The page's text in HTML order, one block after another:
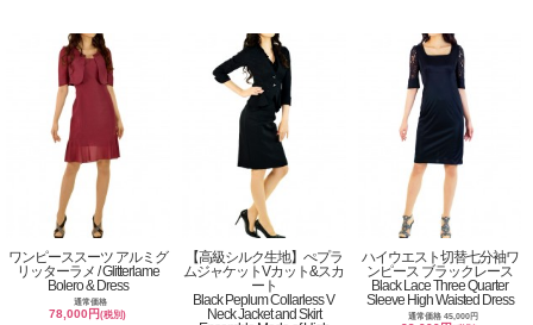
ワンピーススーツ アルミグ
リッターラメ / Glitterlame
Bolero & Dress
通常価格
78,000円(税別)
【高級シルク生地】ぺプラ
ムジャケットVカット&スカ
ート
Black Peplum Collarless V
Neck Jacket and Skirt
ハイウエスト切替七分袖ワ
ンピース ブラックレース
Black Lace Three Quarter
Sleeve High Waisted Dress
通常価格 45,000円